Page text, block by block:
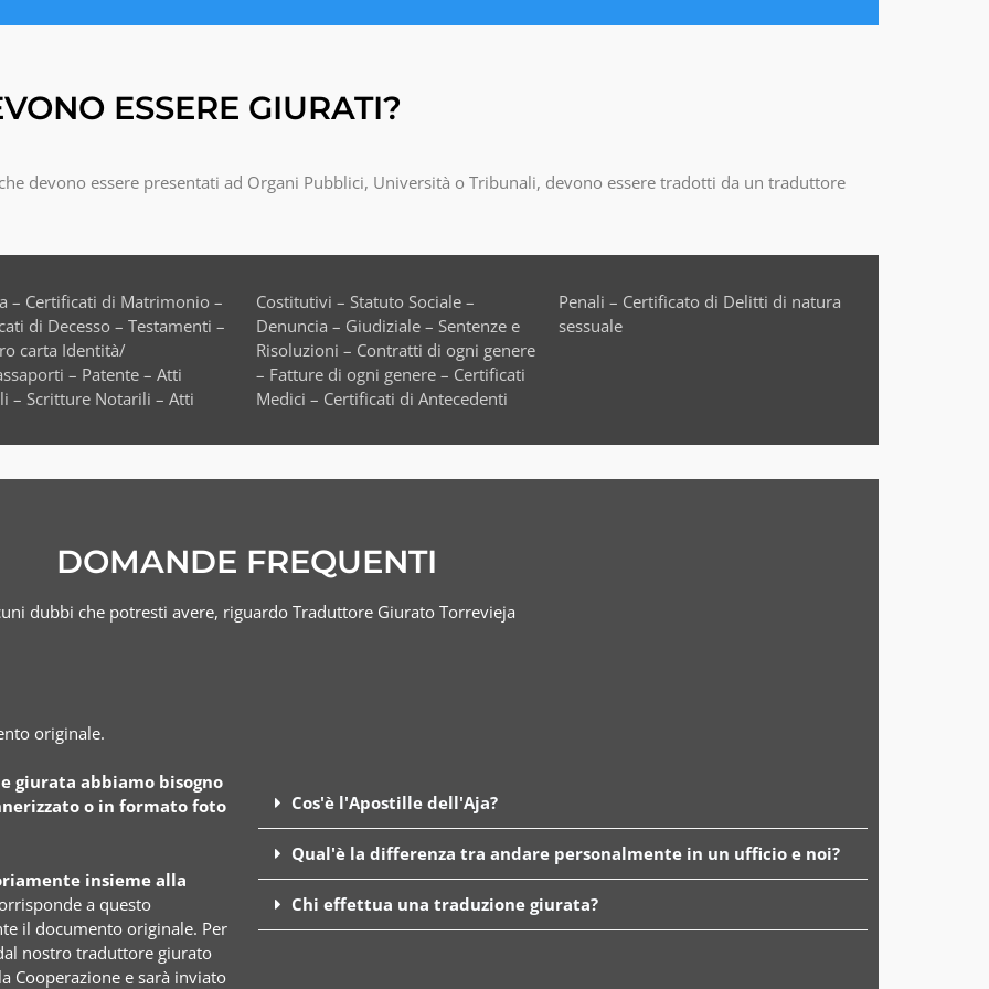
ESSERE GIURATI?
devono essere presentati ad Organi Pubblici, Università o Tribunali, devono essere tradotti da un traduttore
sessuale
DOMANDE FREQUENTI
dubbi che potresti avere, riguardo Traduttore Giurato Torrevieja
originale.
giurata abbiamo bisogno
o in formato foto
insieme alla
a questo
il documento originale. Per
nostro traduttore giurato
Cooperazione e sarà inviato
Cos'è l'Apostille dell'Aja?
Qual'è la differenza tra andare personalmente in un ufficio e noi?
Chi effettua una traduzione giurata?